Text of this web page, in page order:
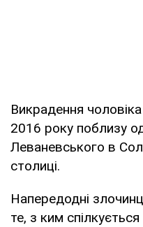
Викрадення
2016 року поблизу
Леваневського в
столиці.
Напередодні
те, з ким